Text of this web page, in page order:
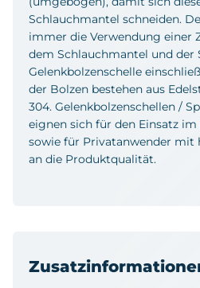
Schlauchmantel schneiden.
immer die Verwendung einer
dem Schlauchmantel und der
Gelenkbolzenschelle
der Bolzen bestehen aus
304. Gelenkbolzenschellen /
eignen sich für den Einsatz
sowie für Privatanwender mit
an die Produktqualität.